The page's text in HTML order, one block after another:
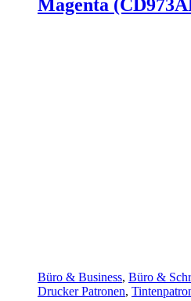
Magenta
Büro & Business, Büro &
Drucker Patronen,